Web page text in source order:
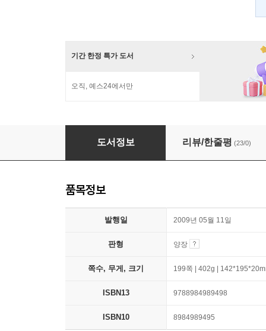
기간 한정 특가 도서
오직, 예스24에서만
보노보 찬가
도서정보 리뷰/한줄평 (23/0)
품목정보
발행일 2009년 05월 11일
판형 양장
쪽수, 무게, 크기 199쪽 | 402g |
ISBN13 9788984989498
ISBN10 8984989495